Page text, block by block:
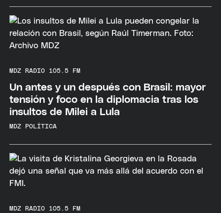
MDZ RADIO 105.5 FM
Un antes y un después con Brasil: mayor
tensión y foco en la diplomacia tras los
insultos de Milei a Lula
MDZ POLÍTICA
MDZ RADIO 105.5 FM